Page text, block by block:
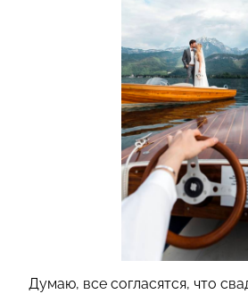
Думаю, все согласятся, что